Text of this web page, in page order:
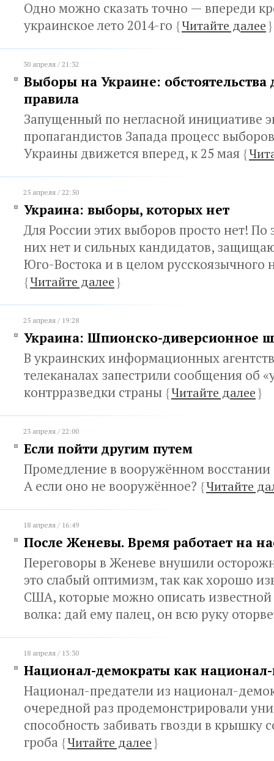
Одно можно сказать точно — впереди
украинское лето 2014-го {Читайте далее}
30 апреля / 21:32
Выборы на Украине: обстоятельства
правила
Запущенный по негласной инициативе
пропагандистов Запада процесс
Украины движется вперед, к 25 мая {
25 апреля / 22:50
Украина: выборы, которых нет
Для России этих выборов просто нет! По
них нет и сильных кандидатов,
Юго-Востока и в целом русскоязычного
{Читайте далее}
25 апреля / 19:28
Украина: Шпионско-диверсионное
В украинских информационных
телеканалах запестрили сообщения об
контрразведки страны {Читайте далее}
23 апреля / 22:00
Если пойти другим путем
Промедление в вооружённом восстании
А если оно не вооружённое? {Читайте
18 апреля / 16:49
После Женевы. Время работает на
Переговоры в Женеве внушили
это слабый оптимизм, так как хорошо
США, которые можно описать известной
волка: дай ему палец, он всю руку
18 апреля / 13:30
Национал-демократы как национал-
Национал-предатели из национал-
очередной раз продемонстрировали
способность забивать гвозди в крышку
гроба {Читайте далее}